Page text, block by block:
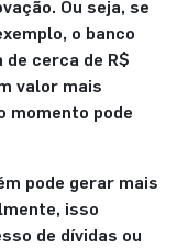
Ou seja, se
o banco
cerca de R$
valor mais
momento pode
pode gerar mais
isso
de dívidas ou